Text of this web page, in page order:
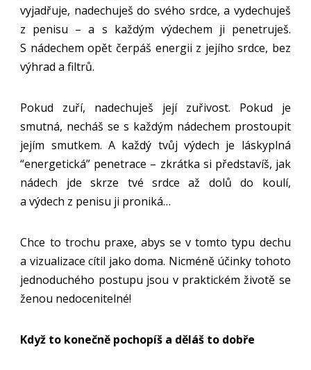
vyjadřuje, nadechuješ do svého srdce, a vydechuješ
z penisu – a s každým výdechem ji penetruješ.
S nádechem opět čerpáš energii z jejího srdce, bez
výhrad a filtrů.
Pokud zuří, nadechuješ její zuřivost. Pokud je
smutná, necháš se s každým nádechem prostoupit
jejím smutkem. A každý tvůj výdech je láskyplná
“energetická” penetrace – zkrátka si představíš, jak
nádech jde skrze tvé srdce až dolů do koulí,
a výdech z penisu ji proniká…
Chce to trochu praxe, abys se v tomto typu dechu
a vizualizace cítil jako doma. Nicméně účinky tohoto
jednoduchého postupu jsou v praktickém životě se
ženou nedocenitelné!
Když to konečně pochopíš a děláš to dobře